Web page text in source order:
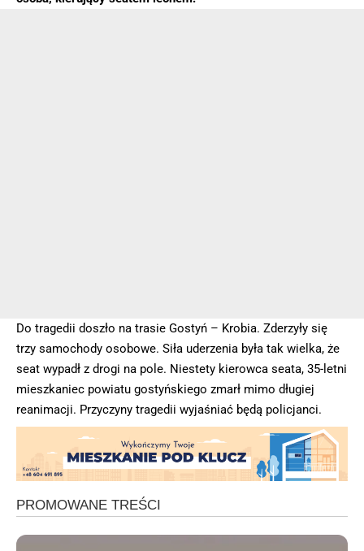
Do tragedii doszło na trasie Gostyń – Krobia. Zderzyły się
trzy samochody osobowe. Siła uderzenia była tak wielka, że
seat wypadł z drogi na pole. Niestety kierowca seata, 35-letni
mieszkaniec powiatu gostyńskiego zmarł mimo długiej
reanimacji. Przyczyny tragedii wyjaśniać będą policjanci.